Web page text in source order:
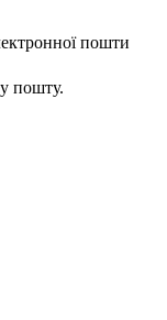
пошти
пошту.